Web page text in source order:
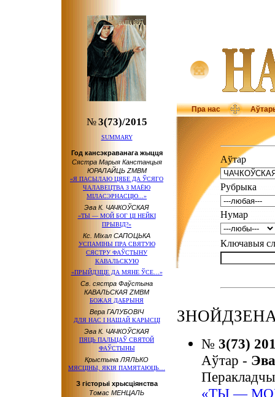
Пра нас
№3(73)/2015
SUMMARY
Год кансэкраванага жыцця
Сястра Марыя Канстанцыя
ЮРАЛАЙЦЬ ZMBM
«Я ПАСЫЛАЮ ЦЯБЕ ДА ЎСЯГО
ЧАЛАВЕЦТВА З МАЁЮ
МІЛАСЭРНАСЦЮ...»
Эва К. ЧАЧКОЎСКАЯ
«ТЫ — МОЙ БОГ ЦІ НЕЙКІ
ПРЫВІД?»
Кс. Міхал САПОЦЬКА
УСПАМІНЫ ПРА СВЯТУЮ
СЯСТРУ ФАЎСТЫНУ
КАВАЛЬСКУЮ
«ПРЫЙДЗІЦЕ ДА МЯНЕ ЎСЕ…»
Св. сястра Фаўстына
КАВАЛЬСКАЯ ZMBM
БОЖАЯ ДАБРЫНЯ
Вера ГАЛУБОВІЧ
ДЛЯ НАС І НАШАЙ КАРЫСЦІ
Эва К. ЧАЧКОЎСКАЯ
ПЯЦЬ ПАЛЬЦАЎ СВЯТОЙ
ФАЎСТЫНЫ
Крыстына ЛЯЛЬКО
МЯСЦІНЫ, ЯКІЯ ПАМЯТАЮЦЬ…
З гісторыі хрысціянства
Томас МЕНЦАЛЬ
Аўтар
Рубрыка
Нумар
Ключавыя
№ 3(73)
Аўтар -
«ТЫ —